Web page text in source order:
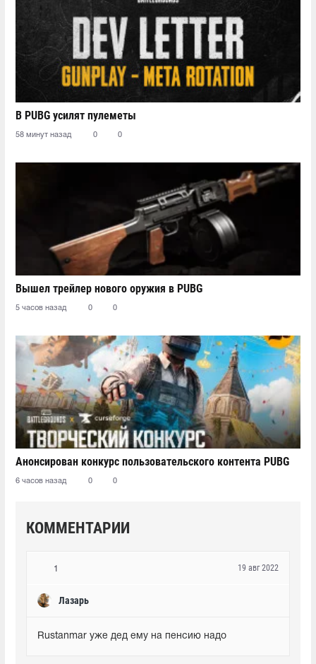
В PUBG усилят пулеметы
58 минут назад 0 0
Вышел трейлер нового оружия в PUBG
5 часов назад 0 0
Анонсирован конкурс пользовательского контента PUBG
6 часов назад 0 0
КОММЕНТАРИИ
1
Лазарь
19 авг 2022
Rustanmar уже дед ему на пенсию надо